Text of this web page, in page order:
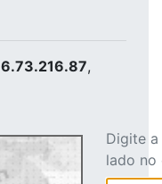
,
Digite
lado no